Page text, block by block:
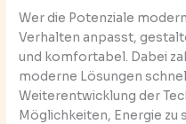
Wer die Potenziale
Verhalten anpasst,
und komfortabel. Dabei
moderne Lösungen
Weiterentwicklung der
Möglichkeiten, Energie zu